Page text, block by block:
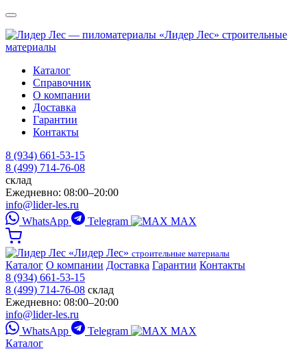
«Лидер Лес» строительные
материалы
Каталог
Справочник
О компании
Доставка
Гарантии
Контакты
8 (934) 661-53-15
8 (499) 714-76-08
склад
Ежедневно: 08:00–20:00
info@lider-les.ru
WhatsApp
Telegram MAX
«Лидер Лес» строительные материалы
Каталог О компании Доставка Гарантии Контакты
8 (934) 661-53-15
8 (499) 714-76-08 склад
Ежедневно: 08:00–20:00
info@lider-les.ru
WhatsApp
Telegram
MAX
Каталог